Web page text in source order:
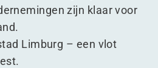
zijn klaar voor
Limburg – een vlot